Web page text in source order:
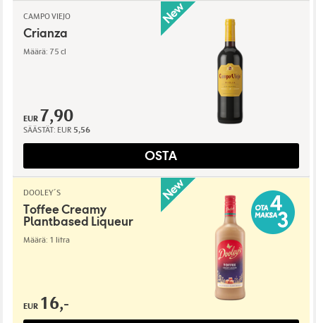
CAMPO VIEJO
Crianza
Määrä: 75 cl
EUR 7,90
SÄÄSTÄT: EUR 5,56
OSTA
DOOLEY´S
Toffee Creamy
Plantbased Liqueur
Määrä: 1 litra
EUR 16,-